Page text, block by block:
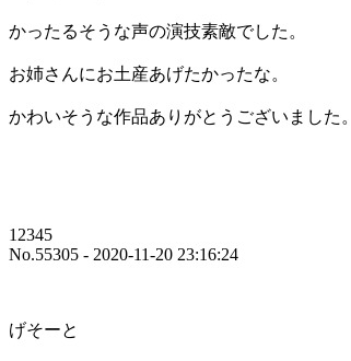
かったるそうな声の演技素敵でした。
お姉さんにお土産あげたかったな。
かわいそうな作品ありがとうございました。
12345
No.55305 - 2020-11-20 23:16:24
げそーと